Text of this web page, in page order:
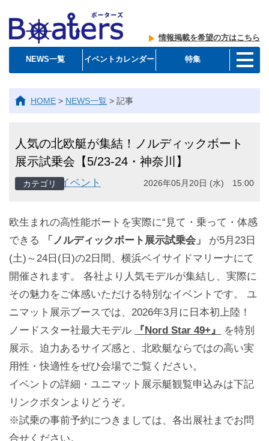
情報掲載を希望の方はこちら
NEWS一覧 イベントカレンダー 特集
HOME > NEWS一覧 > 記事
人気の北欧艇が集結！ノルディックボート
展示試乗会【5/23-24・神奈川】
イベント 2026年05月20日 (水) 15:00
欧生まれの高性能ボートを実際に“見て・乗って・体感
できる
「ノルディックボート展示試乗会」
が5月23日
(土)～24日(日)の2日間、横浜ベイサイドマリーナにて
開催されます。 各社より人気モデルが集結し、実際に
その魅力をご体感いただける特別なイベントです。 ユ
ニマット展示ブースでは、2026年3月に日本初上陸！
ノードスター社最大モデル
『Nord Star 49+』
を特別
展示。迫力あるサイズ感と、北欧艇ならではの高い実
用性・快適性をぜひ会場でご覧ください。
イベントの詳細・ユニマット展示艇観覧申込みは下記
リンクボタンよりどうぞ。
※試乗の事前予約につきましては、各出展社までお問
合せください。